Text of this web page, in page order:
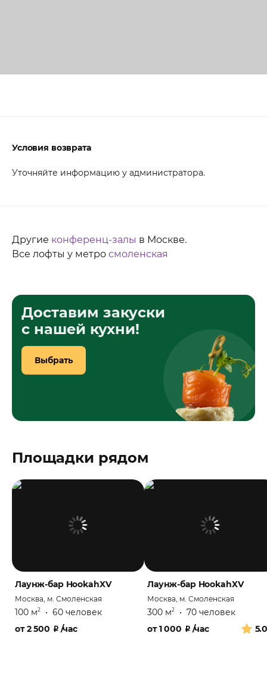
Условия возврата
Уточняйте информацию у администратора.
Другие конференц-залы в Москве.
Все лофты у метро смоленская
Доставим закуски
с нашей кухни!
Выбрать
Площадки рядом
Лаунж-бар HookahXV
Москва, м. Смоленская
100 м2 • 60 человек
от2 500 ₽ /час
Лаунж-бар HookahXV
Москва, м. Смоленская
300 м2 • 70 человек
от1 000 ₽ /час